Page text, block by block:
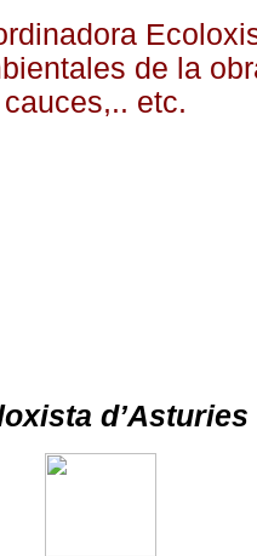
de la
etc.
d’Asturies